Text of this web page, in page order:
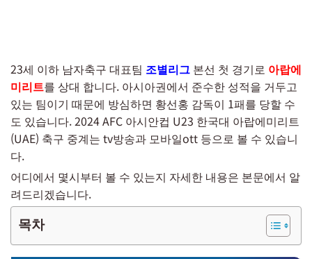
23세 이하 남자축구 대표팀 조별리그 본선 첫 경기로 아랍에
미리트를 상대 합니다. 아시아권에서 준수한 성적을 거두고
있는 팀이기 때문에 방심하면 황선홍 감독이 1패를 당할 수
도 있습니다. 2024 AFC 아시안컵 U23 한국대 아랍에미리트
(UAE) 축구 중계는 tv방송과 모바일ott 등으로 볼 수 있습니
다.
어디에서 몇시부터 볼 수 있는지 자세한 내용은 본문에서 알
려드리겠습니다.
목차